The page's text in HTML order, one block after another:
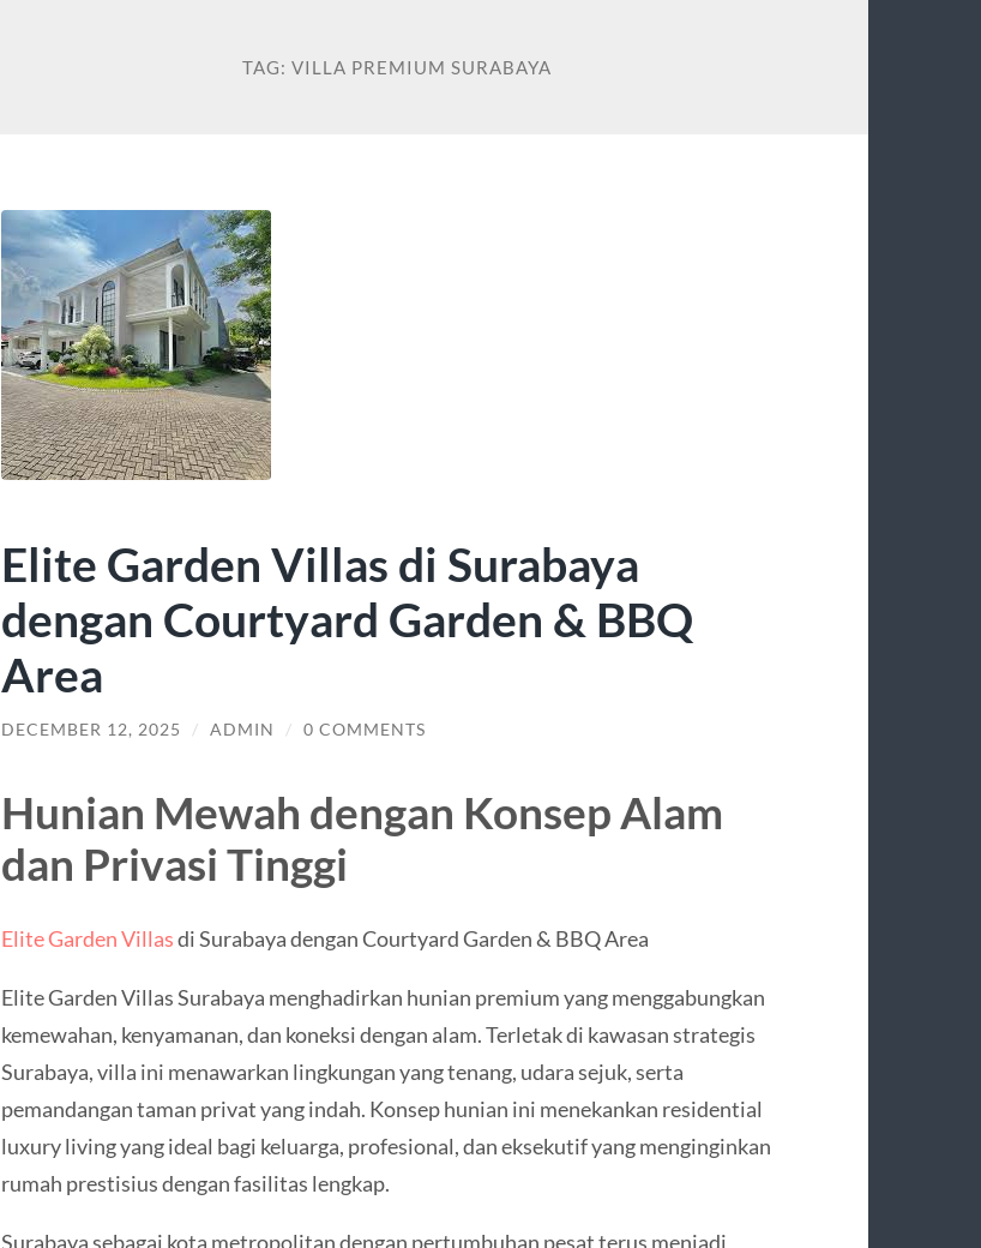
TAG: VILLA PREMIUM SURABAYA
Elite Garden Villas di Surabaya
dengan Courtyard Garden & BBQ
Area
DECEMBER 12, 2025 / ADMIN / 0 COMMENTS
Hunian Mewah dengan Konsep Alam
dan Privasi Tinggi
Elite Garden Villasdi Surabaya dengan Courtyard Garden & BBQ Area
Elite Garden Villas Surabaya menghadirkan hunian premium yang menggabungkan
kemewahan, kenyamanan, dan koneksi dengan alam. Terletak di kawasan strategis
Surabaya, villa ini menawarkan lingkungan yang tenang, udara sejuk, serta
pemandangan taman privat yang indah. Konsep hunian ini menekankan residential
luxury living yang ideal bagi keluarga, profesional, dan eksekutif yang menginginkan
rumah prestisius dengan fasilitas lengkap.
Surabaya sebagai kota metropolitan dengan pertumbuhan pesat terus menjadi